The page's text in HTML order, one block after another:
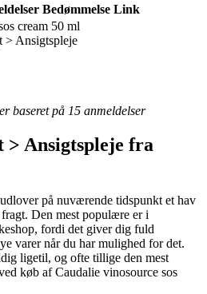
Bedømmelse Link
cream 50 ml
> Ansigtspleje
baseret på 15 anmeldelser
> Ansigtspleje fra
på nuværende tidspunkt et hav
Den mest populære er i
fordi det giver dig fuld
varer når du har mulighed for det.
ligetil, og ofte tillige den mest
køb af Caudalie vinosource sos